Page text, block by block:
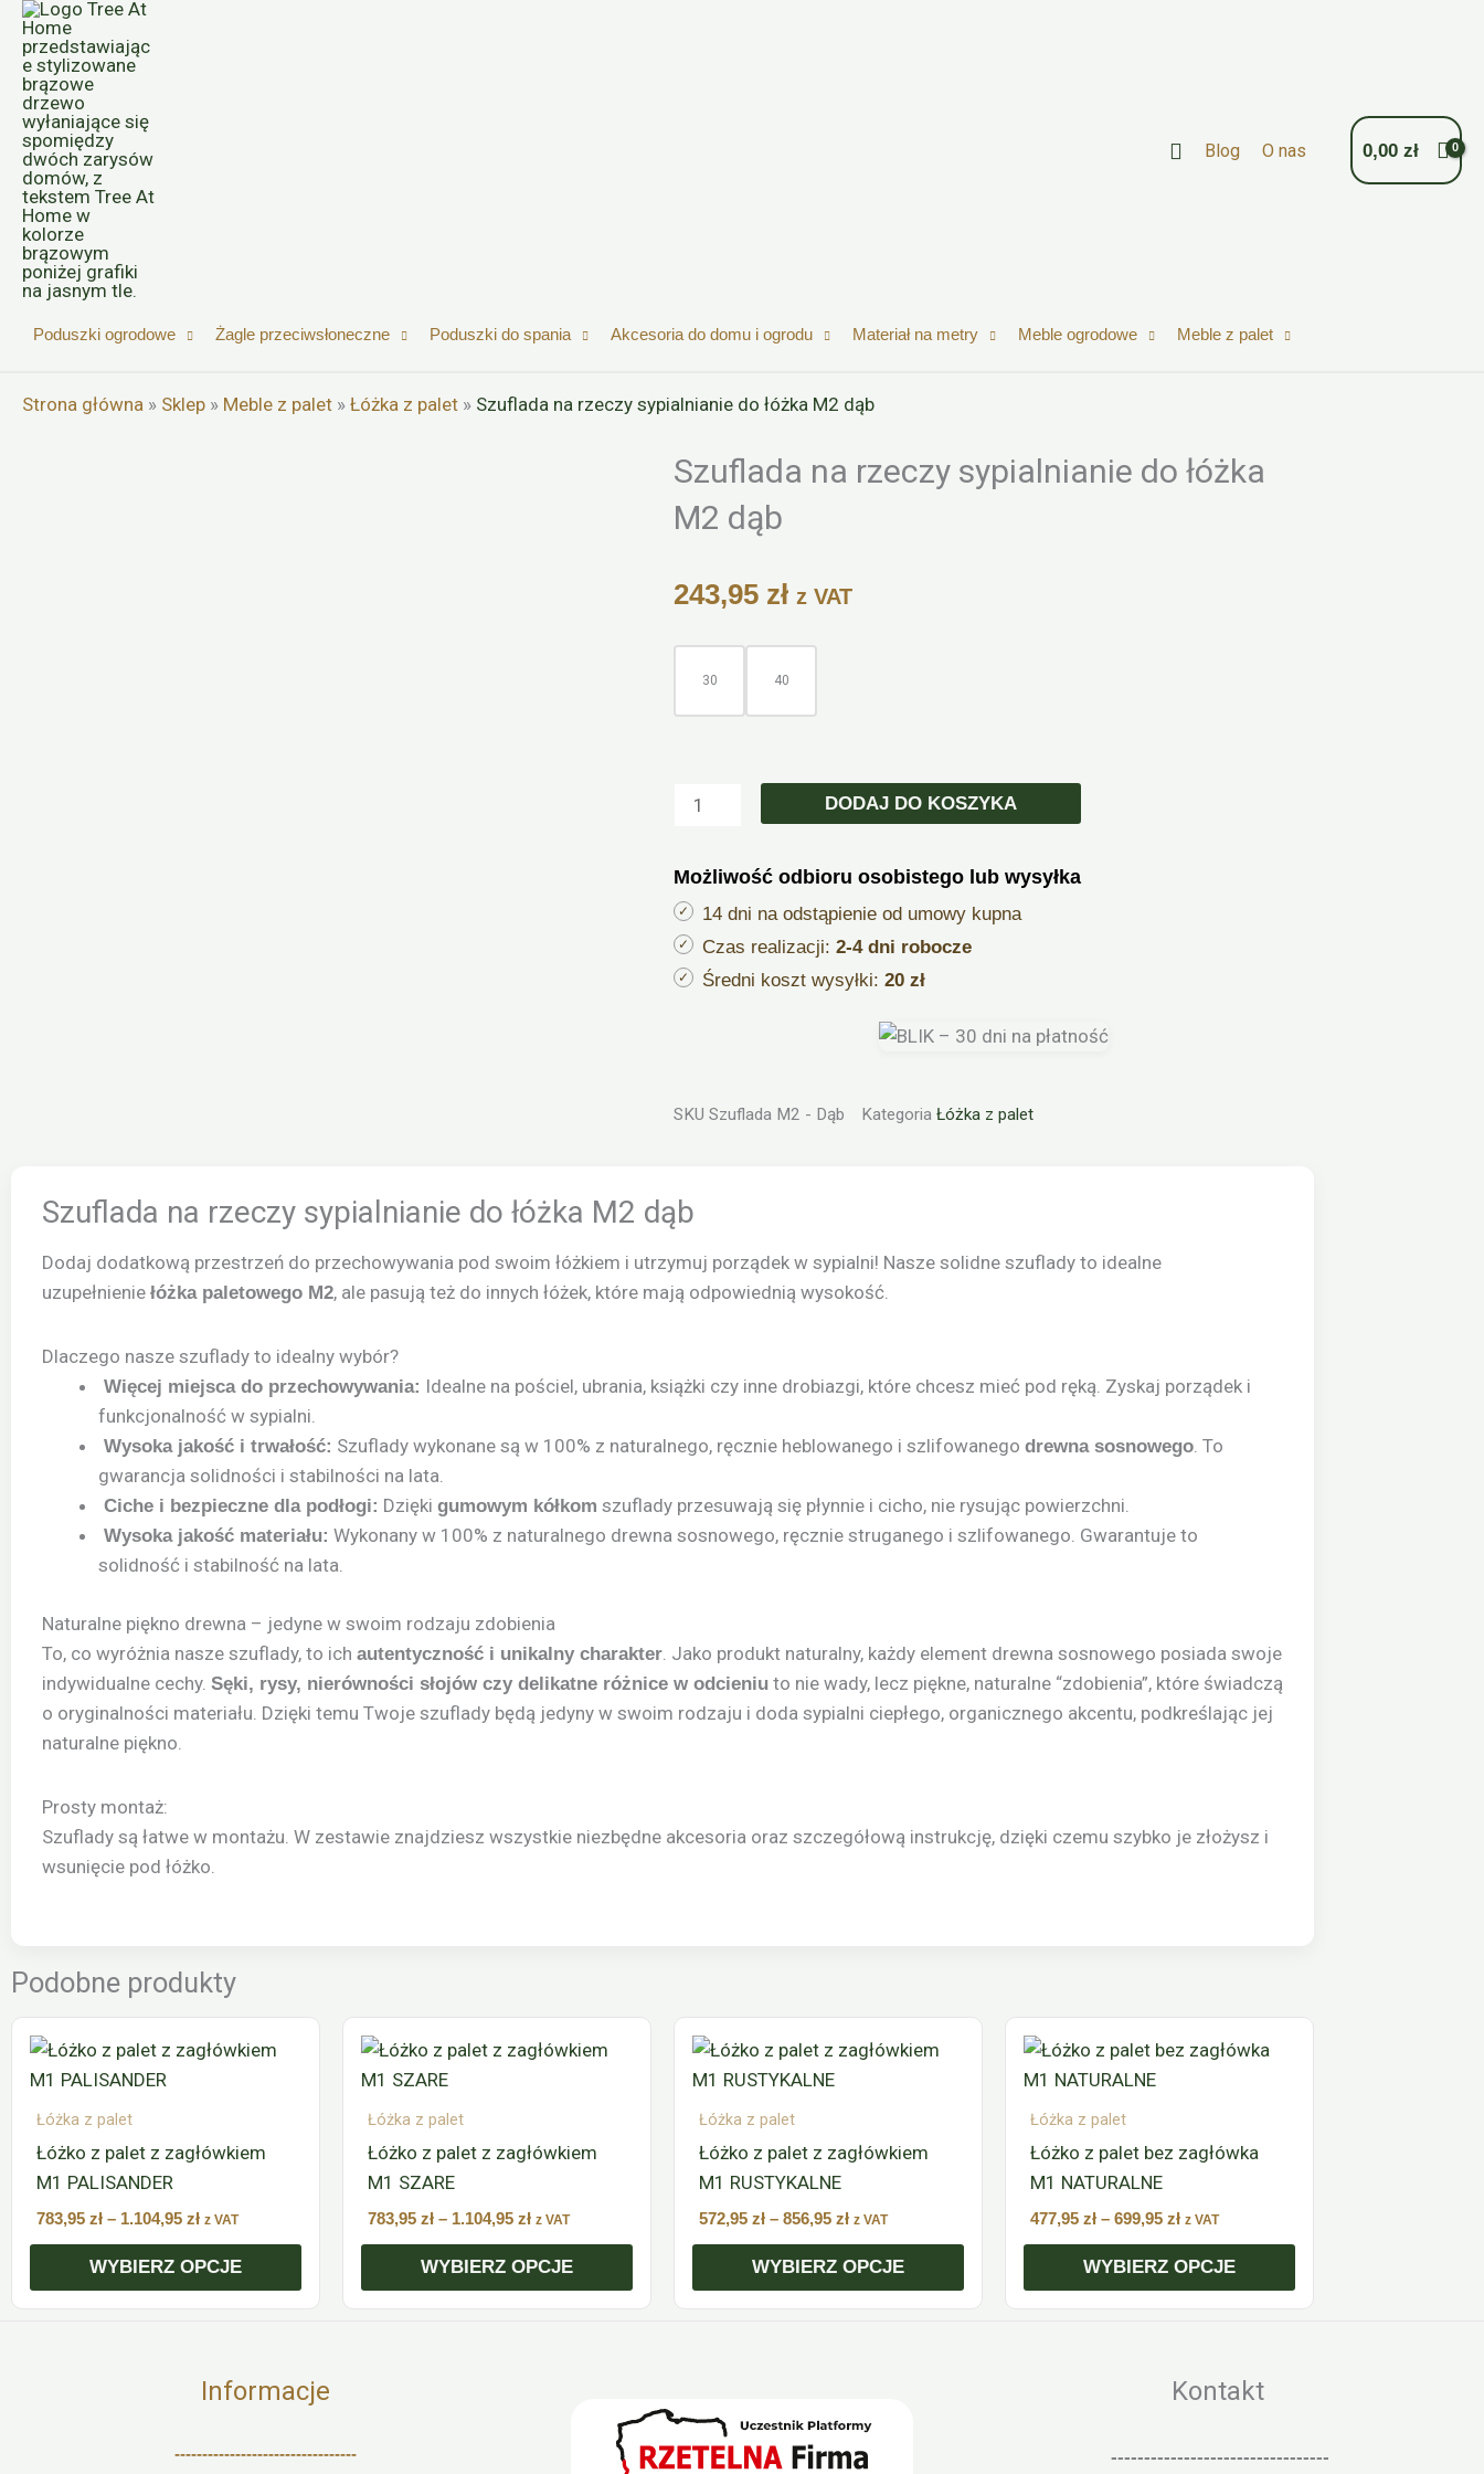
Przejdź
treści
Szukaj
Blog O nas 0,00 zł
Poduszki ogrodowe Żagle przeciwsłoneczne Poduszki do spania Akcesoria do domu i ogrodu Materiał na metry Meble ogrodowe Meble z palet
Strona główna » Sklep » Meble z palet » Łóżka z palet » Szuflada na rzeczy sypialnianie do łóżka M2 dąb
Szuflada na rzeczy sypialnianie do łóżka
M2 dąb
243,95 zł z VAT
30 40
ilość
Szuflada
na
DODAJ DO KOSZYKA
Możliwość odbioru osobistego lub wysyłka
14 dni na odstąpienie od umowy kupna
Czas realizacji: 2-4 dni robocze
Średni koszt wysyłki: 20 zł
SKU Szuflada M2 - Dąb Kategoria Łóżka z palet
Szuflada na rzeczy sypialnianie do łóżka M2 dąb
Dodaj dodatkową przestrzeń do przechowywania pod swoim łóżkiem i utrzymuj porządek w sypialni! Nasze solidne szuflady to idealne
uzupełnienie łóżka paletowego M2, ale pasują też do innych łóżek, które mają odpowiednią wysokość.
Dlaczego nasze szuflady to idealny wybór?
Więcej miejsca do przechowywania: Idealne na pościel, ubrania, książki czy inne drobiazgi, które chcesz mieć pod ręką. Zyskaj porządek i
funkcjonalność w sypialni.
Wysoka jakość i trwałość: Szuflady wykonane są w 100% z naturalnego, ręcznie heblowanego i szlifowanego drewna sosnowego . To
gwarancja solidności i stabilności na lata.
Ciche i bezpieczne dla podłogi: Dzięki gumowym kółkom szuflady przesuwają się płynnie i cicho, nie rysując powierzchni.
Wysoka jakość materiału: Wykonany w 100% z naturalnego drewna sosnowego, ręcznie struganego i szlifowanego. Gwarantuje to
solidność i stabilność na lata.
Naturalne piękno drewna – jedyne w swoim rodzaju zdobienia
To, co wyróżnia nasze szuflady, to ich autentyczność i unikalny charakter. Jako produkt naturalny, każdy element drewna sosnowego posiada swoje
indywidualne cechy. Sęki, rysy, nierówności słojów czy delikatne różnice w odcieniu to nie wady, lecz piękne, naturalne “zdobienia”, które świadczą
o oryginalności materiału. Dzięki temu Twoje szuflady będą jedyny w swoim rodzaju i doda sypialni ciepłego, organicznego akcentu, podkreślając jej
naturalne piękno.
Prosty montaż:
Szuflady są łatwe w montażu. W zestawie znajdziesz wszystkie niezbędne akcesoria oraz szczegółową instrukcję, dzięki czemu szybko je złożysz i
wsunięcie pod łóżko.
Podobne produkty
Łóżka z palet
Łóżko z palet z zagłówkiem
M1 PALISANDER
783,95 zł – 1.104,95 zł
cen:
z VAT
WYBIERZ OPCJE
Ten
produkt
ma
wiele
wariantów.
Opcje
można
wybrać
Łóżka z palet
Łóżko z palet z zagłówkiem
M1 SZARE
783,95 zł – 1.104,95 zł
cen:
z VAT
WYBIERZ OPCJE
Ten
produkt
ma
wiele
wariantów.
Opcje
można
wybrać
Łóżka z palet
Łóżko z palet z zagłówkiem
M1 RUSTYKALNE
572,95 zł – 856,95 zł
cen:
z VAT
WYBIERZ OPCJE
Ten
produkt
ma
wiele
wariantów.
Opcje
można
wybrać
Łóżka z palet
Łóżko z palet bez zagłówka
M1 NATURALNE
477,95 zł – 699,95 zł
cen:
z VAT
WYBIERZ OPCJE
Ten
produkt
ma
wiele
wariantów.
Opcje
można
wybrać
Informacje
---------------------------------
Kontakt
---------------------------------